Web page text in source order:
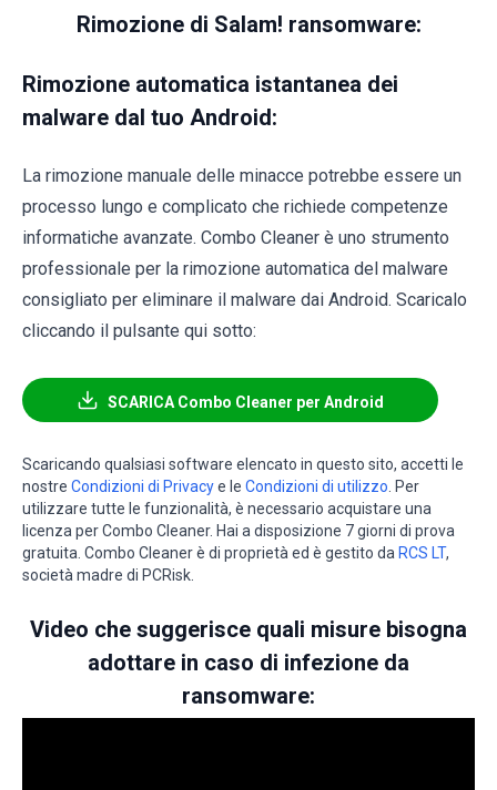
Rimozione di Salam! ransomware:
Rimozione automatica istantanea dei
malware dal tuo Android:
La rimozione manuale delle minacce potrebbe essere un
processo lungo e complicato che richiede competenze
informatiche avanzate. Combo Cleaner è uno strumento
professionale per la rimozione automatica del malware
consigliato per eliminare il malware dai Android. Scaricalo
cliccando il pulsante qui sotto:
SCARICA Combo Cleaner per Android
Scaricando qualsiasi software elencato in questo sito, accetti le
nostre Condizioni di Privacye le Condizioni di utilizzo . Per
utilizzare tutte le funzionalità, è necessario acquistare una
licenza per Combo Cleaner. Hai a disposizione 7 giorni di prova
gratuita. Combo Cleaner è di proprietà ed è gestito da RCS LT,
società madre di PCRisk.
Video che suggerisce quali misure bisogna
adottare in caso di infezione da
ransomware: